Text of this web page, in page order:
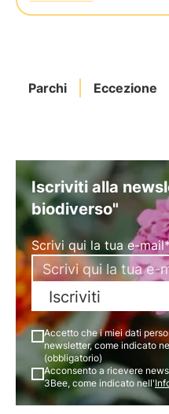
Parchi Eccezione
Iscriviti alla
biodiverso"
Scrivi qui la tua e-
Iscriviti
Accetto che i miei dati
newsletter, come indicato
(obbligatorio)
Acconsento a ricevere
3Bee, come indicato nell'